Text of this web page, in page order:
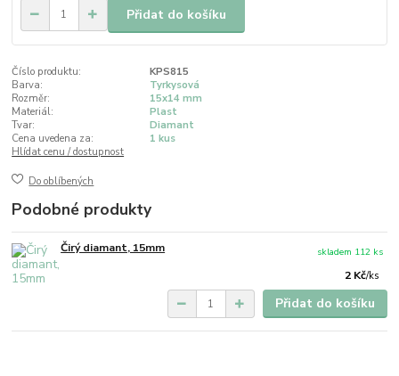
Přidat do košíku
Číslo produktu:
KPS815
Barva:
Tyrkysová
Rozměr:
15x14 mm
Materiál:
Plast
Tvar:
Diamant
Cena uvedena za:
1 kus
Hlídat cenu / dostupnost
Do oblíbených
Podobné produkty
Čirý diamant, 15mm
2 Kč/ks
skladem 112 ks
Přidat do košíku